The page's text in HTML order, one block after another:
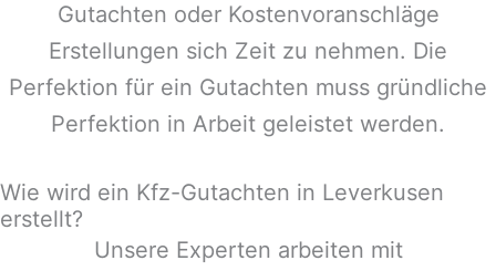
Gutachten oder Kostenvoranschläge
Erstellungen sich Zeit zu nehmen. Die
Perfektion für ein Gutachten muss gründliche
Perfektion in Arbeit geleistet werden.
Wie wird ein Kfz-Gutachten in Leverkusen
erstellt?
Unsere Experten arbeiten mit